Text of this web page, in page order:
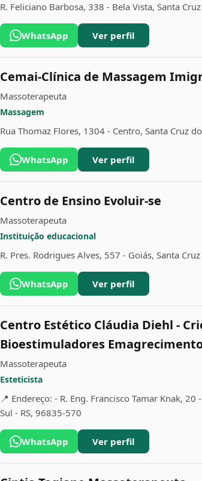
R. Feliciano Barbosa, 338 - Bela Vista, Santa
WhatsApp Ver perfil
Cemai-Clínica de Massagem
Massoterapeuta
Massagem
Rua Thomaz Flores, 1304 - Centro, Santa Cruz
WhatsApp Ver perfil
Centro de Ensino Evoluir-se
Massoterapeuta
Instituição educacional
R. Pres. Rodrigues Alves, 557 - Goiás, Santa
WhatsApp Ver perfil
Centro Estético Cláudia Diehl -
Bioestimuladores
Massoterapeuta
Esteticista
📍 Endereço: - R. Eng. Francisco Tamar Knak,
Sul - RS, 96835-570
WhatsApp Ver perfil